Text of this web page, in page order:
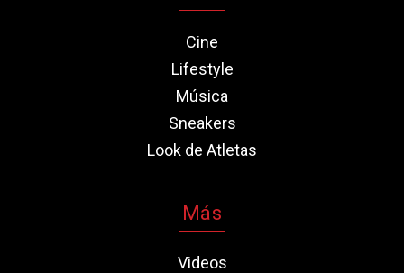
Cine
Lifestyle
Música
Sneakers
Look de Atletas
Más
Videos